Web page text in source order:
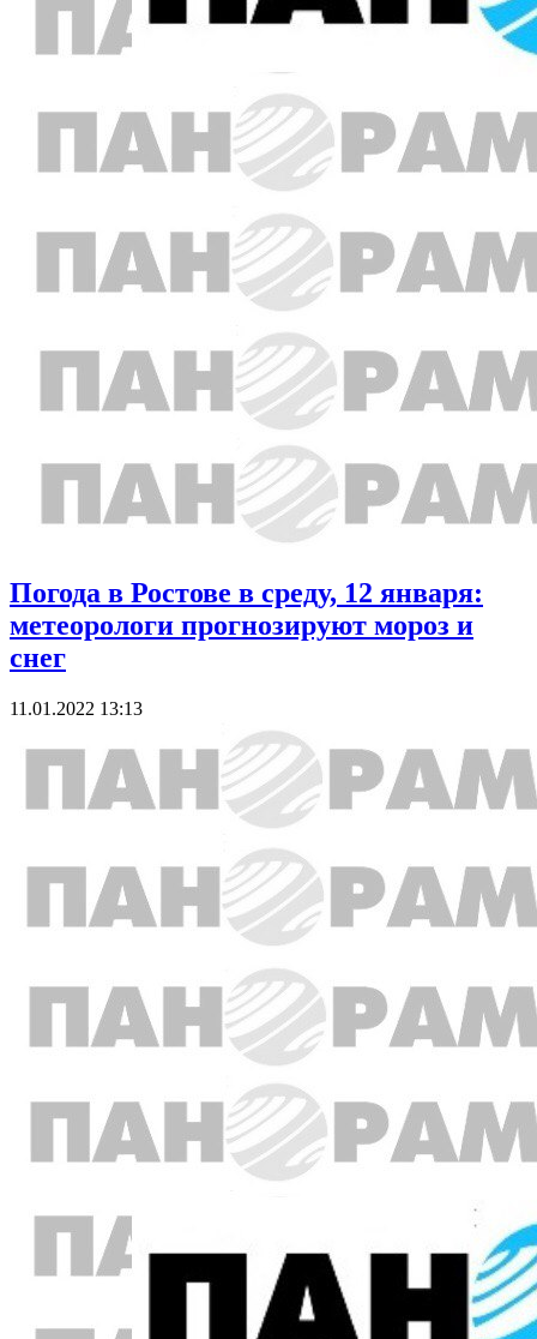
Погода в Ростове в среду, 12 января:
метеорологи прогнозируют мороз и
снег
11.01.2022 13:13